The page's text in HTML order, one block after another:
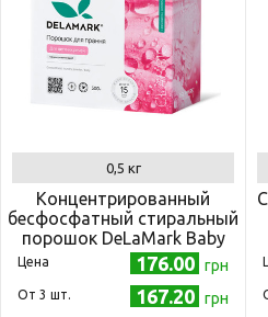
0,5 кг
Концентрированный
бесфосфатный стиральный
порошок DeLaMark Baby
500 г
Цена 176.00 грн
Oт 3 шт. 167.20 грн